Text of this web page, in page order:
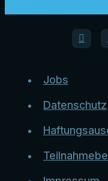
Jobs
Datenschutz